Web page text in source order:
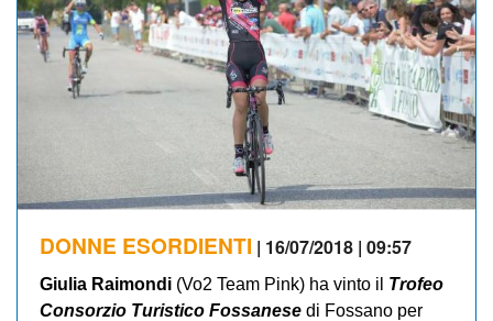
NEWSLETTER
DONNE ESORDIENTI | 16/07/2018 | 09:57
Giulia Raimondi (Vo2 Team Pink) ha vinto il Trofeo
Consorzio Turistico Fossanese di Fossano per